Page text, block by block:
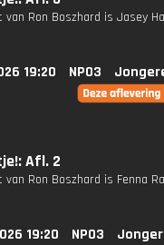
van Ron Boszhard is Jasey
19:20 NPO3
Afl. 2
van Ron Boszhard is Fenna
19:20 NPO3